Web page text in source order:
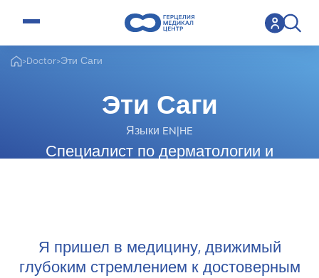
>Doctor>Эти Саги
Эти Саги
Языки EN|HE
Специалист по дерматологии и
Я пришел в медицину, движимый
глубоким стремлением к достоверным